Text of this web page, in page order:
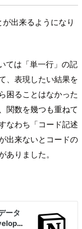
出来るようになり
ては「単一行」の記
、表現したい結果を
困ることはなかった
関数を幾つも重ねて
なわち「コード記述
出来ないとコードの
りました。